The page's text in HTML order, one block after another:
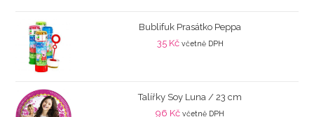
Bublifuk Prasátko Peppa
35 Kč včetně DPH
Talířky Soy Luna / 23 cm
96 Kč včetně DPH